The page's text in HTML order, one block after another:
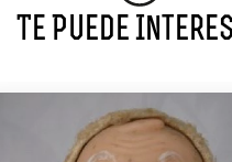
Te Puede